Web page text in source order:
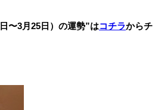
〜3月25日）の運勢”はコチラからチ